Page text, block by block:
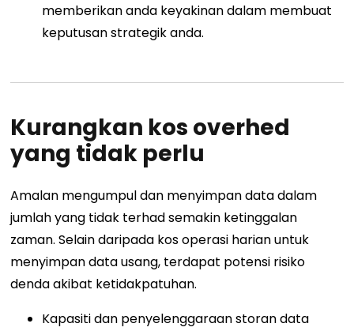
memberikan anda keyakinan dalam membuat
keputusan strategik anda.
Kurangkan kos overhed
yang tidak perlu
Amalan mengumpul dan menyimpan data dalam
jumlah yang tidak terhad semakin ketinggalan
zaman. Selain daripada kos operasi harian untuk
menyimpan data usang, terdapat potensi risiko
denda akibat ketidakpatuhan.
Kapasiti dan penyelenggaraan storan data